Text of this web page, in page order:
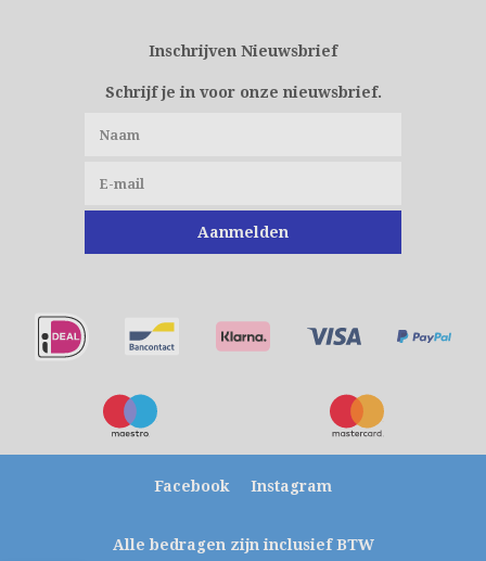
Inschrijven Nieuwsbrief
Schrijf je in voor onze nieuwsbrief.
Aanmelden
Facebook Instagram
Alle bedragen zijn inclusief BTW